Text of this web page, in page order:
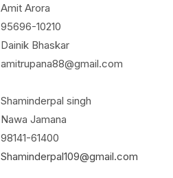
Amit Arora
95696-10210
Dainik Bhaskar
amitrupana88@gmail.com
Shaminderpal singh
Nawa Jamana
98141-61400
Shaminderpal109@gmail.com